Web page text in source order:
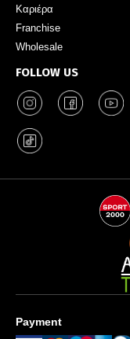
Καριέρα
Franchise
Wholesale
FOLLOW US
Payment